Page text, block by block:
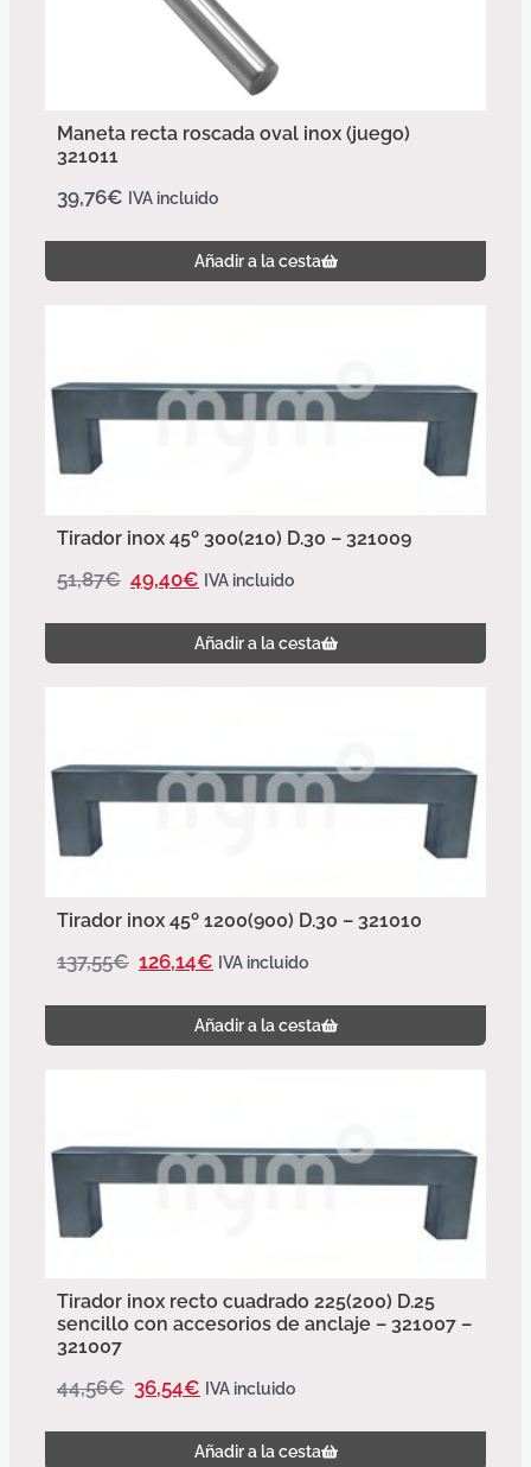
Maneta recta roscada oval inox (juego)
321011
39,76€ IVA incluido
Añadir a la cesta
Tirador inox 45º 300(210) D.30 – 321009
51,87€ 49,40€ IVA incluido
Añadir a la cesta
Tirador inox 45º 1200(900) D.30 – 321010
137,55€ 126,14€ IVA incluido
Añadir a la cesta
Tirador inox recto cuadrado 225(200) D.25
sencillo con accesorios de anclaje – 321007 –
321007
44,56€ 36,54€ IVA incluido
Añadir a la cesta